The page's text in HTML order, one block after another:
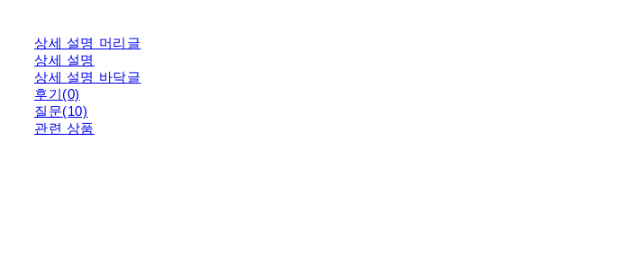
상세 설명 머리글
상세 설명
상세 설명 바닥글
후기(0)
질문(10)
관련 상품